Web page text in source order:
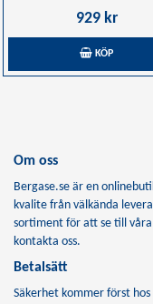
929 kr
KÖP
Om oss
Bergase.se är en
kvalite från välkända
sortiment för att se till våra
kontakta oss.
Betalsätt
Säkerhet kommer först